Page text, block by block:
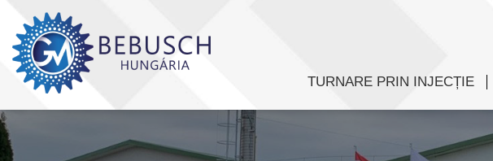
TURNARE PRIN INJECȚIE